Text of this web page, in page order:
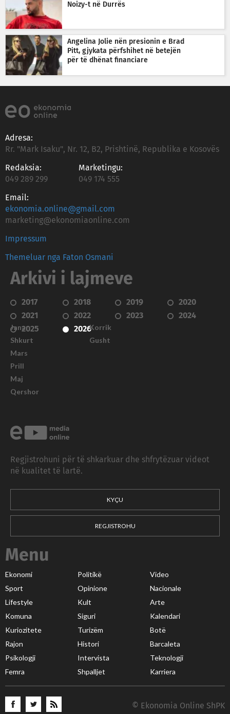
Noizy-t në Durrës
Angelina Jolie nën presionin e Brad
Pitt, gjykata përfshihet në betejën
për të dhënat financiare
Adresa:
Rr. "Mark Isaku", Nr. 12, B2, Prishtinë, Republika e Kosovës
Redaksia:
049 289 299
Marketingu:
049 174 555
Email:
ekonomia.online@gmail.com
marketing@ekonomiaonline.com
Impressum
Themeluar nga Faton Osmani
Arkivi i lajmeve
2017 2018 2019
2020
2021
2022 2023
2024
2025
2026
Janar
Shkurt
Mars
Prill
Maj
Qershor
Korrik
Gusht
Regjistrohuni për të shkarkuar dhe shfrytëzuar videot
në kualitet të lartë.
KYÇU
REGJISTROHU
Menu
Ekonomi Politikë
Video
Sport
Opinione
Nacionale
Lifestyle
Kult
Arte
Komuna
Siguri
Kalendari
Kuriozitete
Turizëm
Botë
Rajon
Histori
Barcaleta
Psikologji
Intervista
Teknologji
Femra
Shpalljet Karriera
© Ekonomia Online ShPK